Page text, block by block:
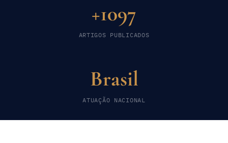
+1097
ARTIGOS PUBLICADOS
Brasil
ATUAÇÃO NACIONAL